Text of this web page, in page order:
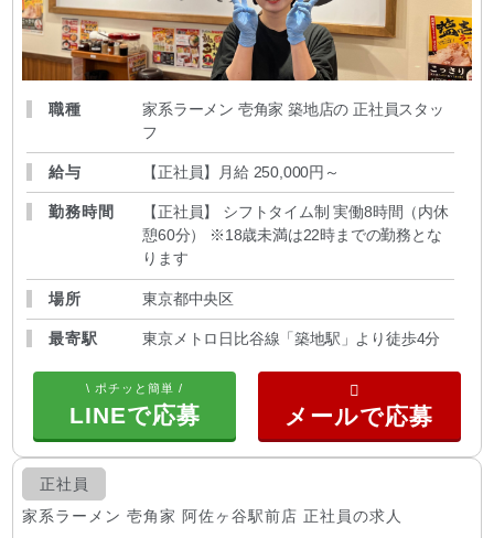
職種
家系ラーメン 壱角家 築地店の 正社員スタッ
フ
給与 【正社員】月給 250,000円～
勤務時間
【正社員】 シフトタイム制 実働8時間（内休
憩60分） ※18歳未満は22時までの勤務とな
ります
場所 東京都中央区
最寄駅 東京メトロ日比谷線「築地駅」より徒歩4分
\ ポチッと簡単 /
LINEで応募
正社員
家系ラーメン 壱角家 阿佐ヶ谷駅前店 正社員の求人